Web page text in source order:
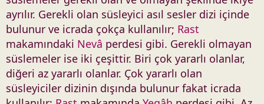
ayrılır. Gerekli olan süsleyici asıl sesler dizi içinde
bulunur ve icrada çokça kullanılır; Rast
makamındaki Nevâ perdesi gibi. Gerekli olmayan
süslemeler ise iki çeşittir. Biri çok yararlı olanlar,
diğeri az yararlı olanlar. Çok yararlı olan
süsleyiciler dizinin dışında bulunur fakat icrada